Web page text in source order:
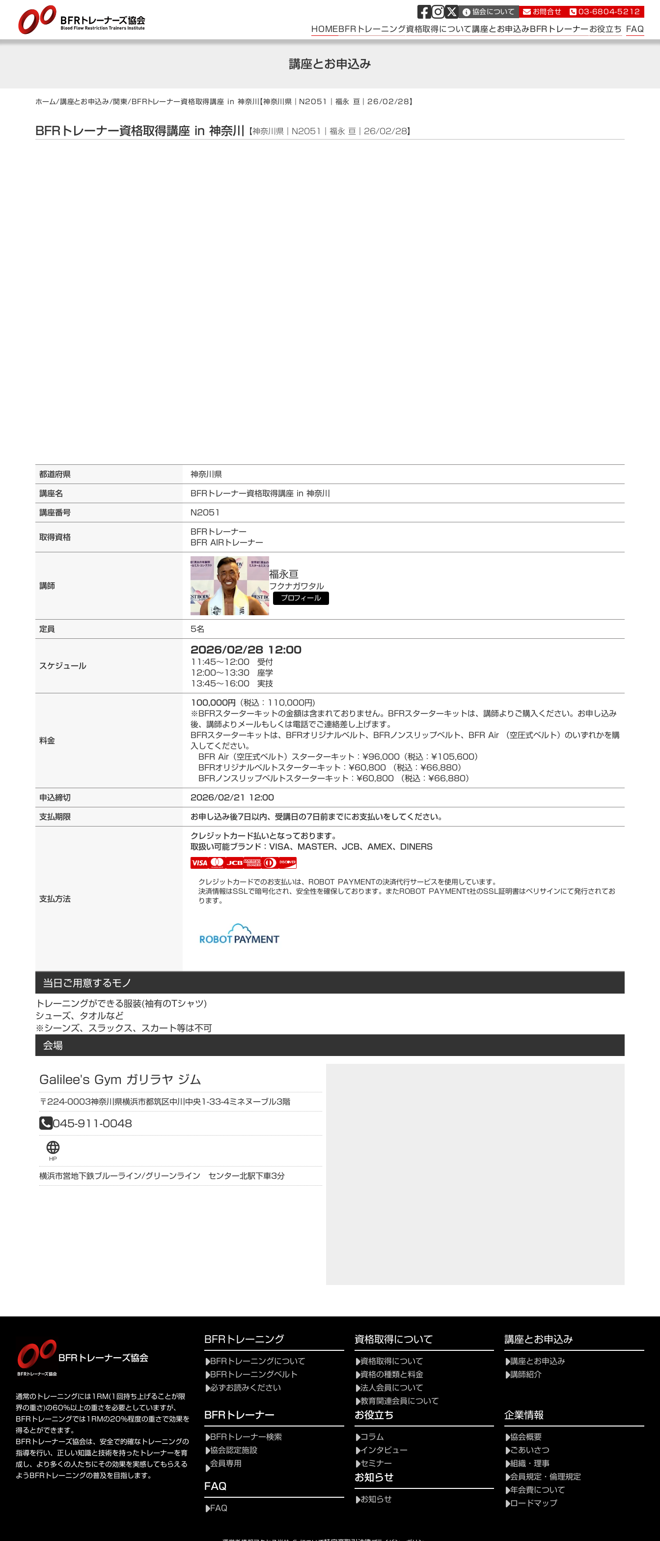
講座とお申込み
ホーム/講座とお申込み/関東/BFRトレーナー資格取得講座 in 神奈川【神奈川県｜N2051｜福永 亘｜26/02/28】
BFRトレーナー資格取得講座 in 神奈川 【神奈川県｜N2051｜福永 亘｜26/02/28】
都道府県
神奈川県
講座名
BFRトレーナー資格取得講座 in 神奈川
講座番号
N2051
取得資格
BFRトレーナー
BFR AIRトレーナー
講師
福永亘
フクナガワタル
プロフィール
定員 5名
スケジュール
2026/02/28 12:00
11:45～12:00 受付
12:00～13:30 座学
13:45～16:00 実技
料金
100,000円 （税込：110,000円)
※BFRスターターキットの金額は含まれておりません。BFRスターターキットは、講師よりご購入ください。お申し込み
後、講師よりメールもしくは電話でご連絡差し上げます。
BFRスターターキットは、BFRオリジナルベルト、BFRノンスリップベルト、BFR Air （空圧式ベルト）のいずれかを購
入してください。
BFR Air（空圧式ベルト）スターターキット：¥96,000（税込：¥105,600）
BFRオリジナルベルトスターターキット：¥60,800 （税込：¥66,880）
BFRノンスリップベルトスターターキット：¥60,800 （税込：¥66,880）
申込締切
2026/02/21 12:00
支払期限
お申し込み後7日以内、受講日の7日前までにお支払いをしてください。
支払方法
クレジットカード払いとなっております。
取扱い可能ブランド：VISA、MASTER、JCB、AMEX、DINERS
クレジットカードでのお支払いは、ROBOT PAYMENTの決済代行サービスを使用しています。
決済情報はSSLで暗号化され、安全性を確保しております。またROBOT PAYMENTt社のSSL証明書はベリサインにて発行されてお
ります。
当日ご用意するモノ
トレーニングができる服装(袖有のTシャツ)
シューズ、タオルなど
※シーンズ、スラックス、スカート等は不可
会場
Galilee's Gym ガリラヤ ジム
〒224-0003神奈川県横浜市都筑区中川中央1-33-4ミネヌーブル3階
045-911-0048
language
HP
横浜市営地下鉄ブルーライン/グリーンライン センター北駅下車3分
BFRトレーナーズ協会
通常のトレーニングには1RM(1回持ち上げることが限
界の重さ)の60%以上の重さを必要としていますが、
BFRトレーニングでは1RMの20%程度の重さで効果を
得るとができます。
BFRトレーナーズ協会は、安全で的確なトレーニングの
指導を行い、正しい知識と技術を持ったトレーナーを育
成し、より多くの人たちにその効果を実感してもらえる
ようBFRトレーニングの普及を目指します。
BFRトレーニング
BFRトレーニングについて
BFRトレーニングベルト
必ずお読みください
資格取得について
資格取得について
資格の種類と料金
法人会員について
教育関連会員について
講座とお申込み
講座とお申込み
講師紹介
BFRトレーナー
BFRトレーナー検索
協会認定施設
会員専用
FAQ
FAQ
お役立ち
コラム
インタビュー
セミナー
お知らせ
お知らせ
企業情報
協会概要
ごあいさつ
組織・理事
会員規定・倫理規定
年会費について
ロードマップ
協会について お問合せ 03-6804-5212
HOMEBFRトレーニング資格取得について講座とお申込みBFRトレーナーお役立ち FAQ